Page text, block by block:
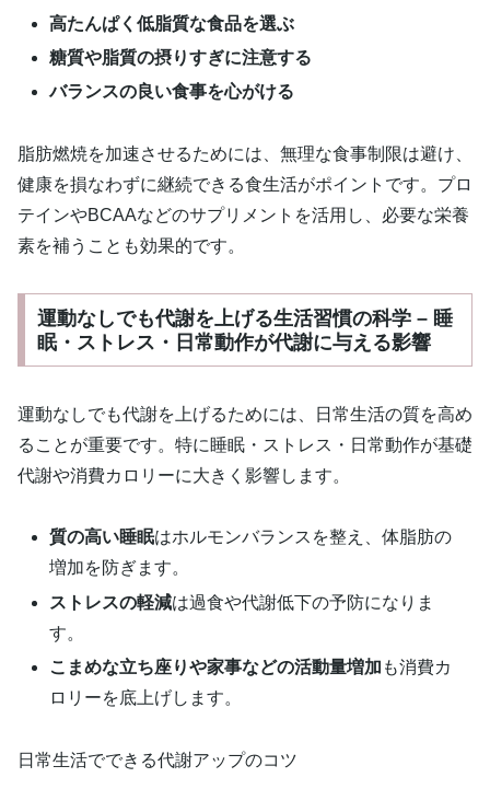
高たんぱく低脂質な食品を選ぶ
糖質や脂質の摂りすぎに注意する
バランスの良い食事を心がける
脂肪燃焼を加速させるためには、無理な食事制限は避け、
健康を損なわずに継続できる食生活がポイントです。プロ
テインやBCAAなどのサプリメントを活用し、必要な栄養
素を補うことも効果的です。
運動なしでも代謝を上げる生活習慣の科学 – 睡
眠・ストレス・日常動作が代謝に与える影響
運動なしでも代謝を上げるためには、日常生活の質を高め
ることが重要です。特に睡眠・ストレス・日常動作が基礎
代謝や消費カロリーに大きく影響します。
質の高い睡眠はホルモンバランスを整え、体脂肪の
増加を防ぎます。
ストレスの軽減は過食や代謝低下の予防になりま
す。
こまめな立ち座りや家事などの活動量増加 も消費カ
ロリーを底上げします。
日常生活でできる代謝アップのコツ